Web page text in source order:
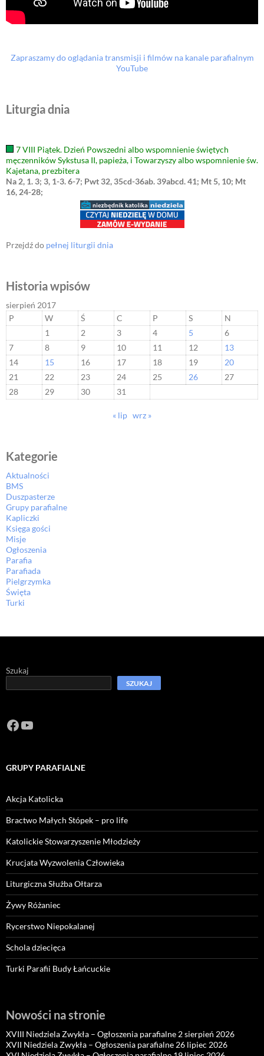
Zapraszamy do oglądania transmisji i filmów na kanale parafialnym
YouTube
Liturgia dnia
7 VIII Piątek. Dzień Powszedni albo wspomnienie świętych
męczenników Sykstusa II, papieża, i Towarzyszy albo wspomnienie św.
Kajetana, prezbitera
Na 2, 1. 3; 3, 1-3. 6-7; Pwt 32, 35cd-36ab. 39abcd. 41; Mt 5, 10; Mt
16, 24-28;
Przejdź do pełnej liturgii dnia
Historia wpisów
sierpień 2017
P
W Ś C P S
N
1
2 3 4 5
6
7
8 9 10 11 12
13
14
15 16 17 18 19
20
21
22 23 24 25 26
27
28
29 30 31
« lip wrz »
Kategorie
Aktualności
BMS
Duszpasterze
Grupy parafialne
Kapliczki
Księga gości
Misje
Ogłoszenia
Parafia
Parafiada
Pielgrzymka
Święta
Turki
Szukaj
SZUKAJ
Facebook
https://www.youtube.com/channel/
GRUPY PARAFIALNE
Akcja Katolicka
Bractwo Małych Stópek – pro life
Katolickie Stowarzyszenie Młodzieży
Krucjata Wyzwolenia Człowieka
Liturgiczna Służba Ołtarza
Żywy Różaniec
Rycerstwo Niepokalanej
Schola dziecięca
Turki Parafii Budy Łańcuckie
Nowości na stronie
XVIII Niedziela Zwykła – Ogłoszenia parafialne 2 sierpień 2026
XVII Niedziela Zwykła – Ogłoszenia parafialne 26 lipiec 2026